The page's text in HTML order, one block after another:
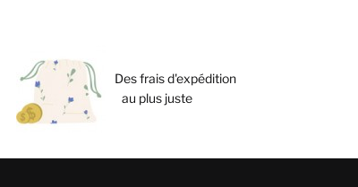
Des frais d'expédition
au plus juste